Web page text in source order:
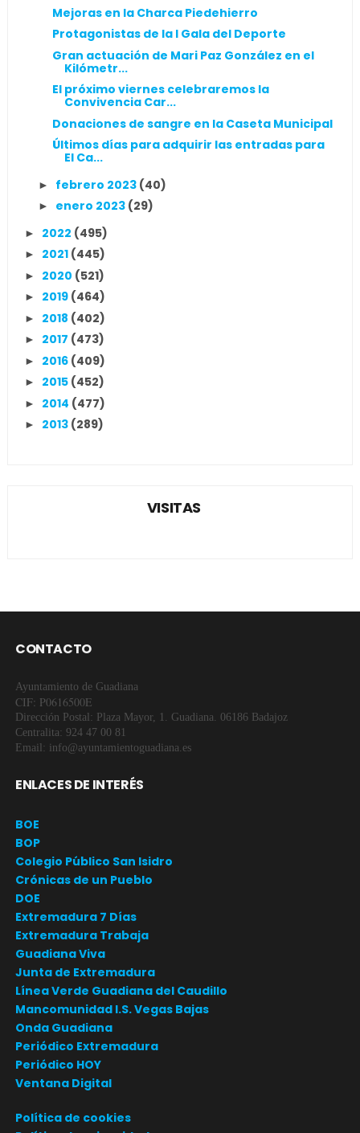
Mejoras en la Charca Piedehierro
Protagonistas de la I Gala del Deporte
Gran actuación de Mari Paz González en el
Kilómetr...
El próximo viernes celebraremos la
Convivencia Car...
Donaciones de sangre en la Caseta Municipal
Últimos días para adquirir las entradas para
El Ca...
► febrero 2023 (40)
► enero 2023 (29)
► 2022 (495)
► 2021 (445)
► 2020 (521)
► 2019 (464)
► 2018 (402)
► 2017 (473)
► 2016 (409)
► 2015 (452)
► 2014 (477)
► 2013 (289)
VISITAS
CONTACTO
Ayuntamiento de Guadiana
CIF: P0616500E
Dirección Postal: Plaza Mayor, 1. Guadiana. 06186 Badajoz
Centralita: 924 47 00 81
Email: info@ayuntamientoguadiana.es
ENLACES DE INTERÉS
BOE
BOP
Colegio Público San Isidro
Crónicas de un Pueblo
DOE
Extremadura 7 Días
Extremadura Trabaja
Guadiana Viva
Junta de Extremadura
Línea Verde Guadiana del Caudillo
Mancomunidad I.S. Vegas Bajas
Onda Guadiana
Periódico Extremadura
Periódico HOY
Ventana Digital
Política de cookies